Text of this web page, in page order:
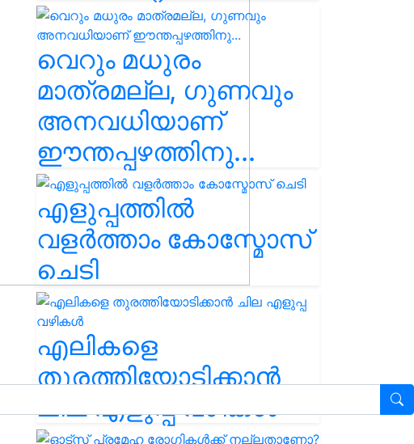
വെറും മധുരം
മാത്രമല്ല, ഗുണവും
അനവധിയാണ്
ഈന്തപ്പഴത്തിനു...
എളുപ്പത്തിൽ
വളർത്താം കോസ്മോസ്
ചെടി
എലികളെ
തുരത്തിയോടിക്കാൻ
ചില എളുപ്പ വഴികൾ